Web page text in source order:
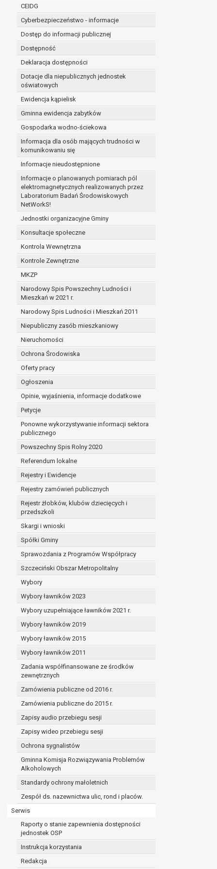
CEIDG
Cyberbezpieczeństwo - informacje
Dostęp do informacji publicznej
Dostępność
Deklaracja dostępności
Dotacje dla niepublicznych jednostek
oświatowych
Ewidencja kąpielisk
Gminna ewidencja zabytków
Gospodarka wodno-ściekowa
Informacja dla osób mających trudności w
komunikowaniu się
Informacje nieudostępnione
Informacje o planowanych pomiarach pól
elektromagnetycznych realizowanych przez
Laboratorium Badań Środowiskowych
NetWorkS!
Jednostki organizacyjne Gminy
Konsultacje społeczne
Kontrola Wewnętrzna
Kontrole Zewnętrzne
MKZP
Narodowy Spis Powszechny Ludności i
Mieszkań w 2021 r.
Narodowy Spis Ludności i Mieszkań 2011
Niepubliczny zasób mieszkaniowy
Nieruchomości
Ochrona Środowiska
Oferty pracy
Ogłoszenia
Opinie, wyjaśnienia, informacje dodatkowe
Petycje
Ponowne wykorzystywanie informacji sektora
publicznego
Powszechny Spis Rolny 2020
Referendum lokalne
Rejestry i Ewidencje
Rejestry zamówień publicznych
Rejestr żłobków, klubów dziecięcych i
przedszkoli
Skargi i wnioski
Spółki Gminy
Sprawozdania z Programów Współpracy
Szczeciński Obszar Metropolitalny
Wybory
Wybory ławników 2023
Wybory uzupełniające ławników 2021 r.
Wybory ławników 2019
Wybory ławników 2015
Wybory ławników 2011
Zadania współfinansowane ze środków
zewnętrznych
Zamówienia publiczne od 2016 r.
Zamówienia publiczne do 2015 r.
Zapisy audio przebiegu sesji
Zapisy wideo przebiegu sesji
Ochrona sygnalistów
Gminna Komisja Rozwiązywania Problemów
Alkoholowych
Standardy ochrony małoletnich
Zespół ds. nazewnictwa ulic, rond i placów.
Serwis
Raporty o stanie zapewnienia dostępności
jednostek OSP
Instrukcja korzystania
Redakcja
administratorowi bądź
niezbędność przetwarzania do celów
Z przyczyn związanych z Pani/Pana
on istnienie ważnych prawnie uzasadnionych
ustalenia, dochodzenia lub obrony roszczeń.
W przypadku gdy przetwarzanie danych osobowych
prawo do cofnięcia tej zgody w dowolnym momencie.
Przysługuje Pani/Panu prawo wniesienia skargi do
Organem właściwym do wniesienia skargi jest Prezes
W zależności od sfery, w której przetwarzane są
Pani/Pana dane nie będą poddawane